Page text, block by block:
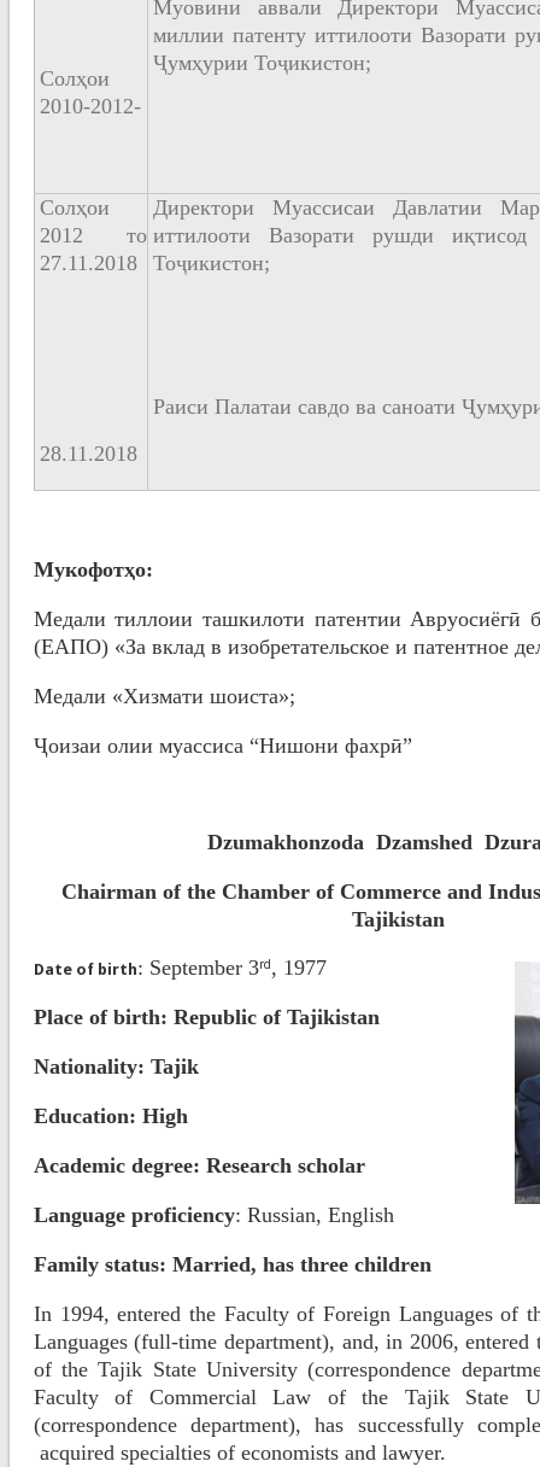
Солҳои
2010-2012-
Муовини аввали Директори
миллии патенту иттилооти Вазорати
Ҷумҳурии Тоҷикистон;
Солҳои
2012 то
27.11.2018
28.11.2018
Директори Муассисаи Давлатии
иттилооти Вазорати рушди
Тоҷикистон;
Раиси Палатаи савдо ва саноати
Мукофотҳо:
Медали тиллоии ташкилоти патентии
(ЕАПО) «За вклад в изобретательское и патентное
Медали «Хизмати шоиста»;
Ҷоизаи олии муассиса “Нишони фахрӣ”
Dzumakhonzoda Dzamshed
Chairman of the Chamber of Commerce and
Tajikistan
Date of birth: September 3rd , 1977
Place of birth: Republic of Tajikistan
Nationality: Tajik
Education: High
Academic degree: Research scholar
Language proficiency: Russian, English
Family status: Married, has three children
In 1994, entered the Faculty of Foreign Languages of
Languages (full-time department), and, in 2006,
of the Tajik State University (correspondence
Faculty of Commercial Law of the Tajik State
(correspondence department), has successfully
acquired specialties of economists and lawyer.